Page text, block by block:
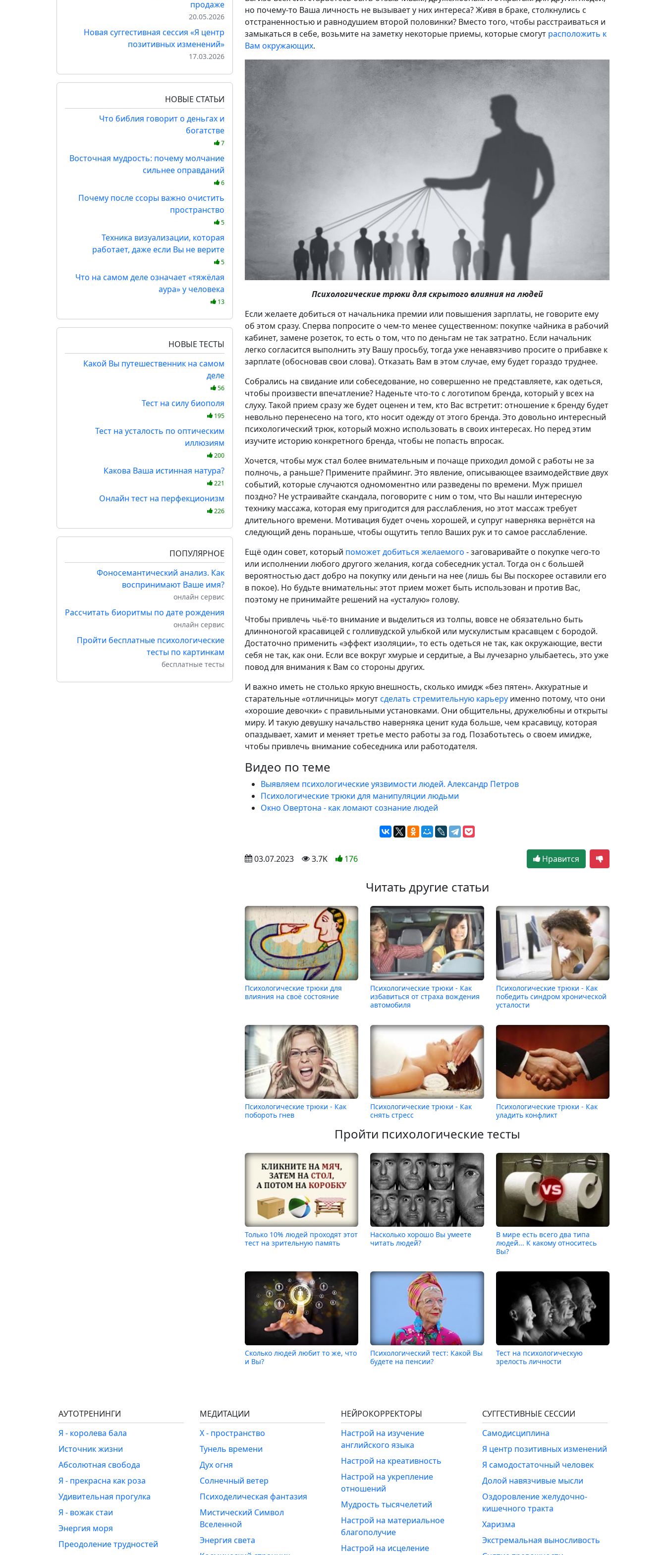
продаже
20.05.2026
Новая суггестивная сессия «Я центр
позитивных изменений»
17.03.2026
НОВЫЕ СТАТЬИ
Что библия говорит о деньгах и
богатстве
7
Восточная мудрость: почему молчание
сильнее оправданий
6
Почему после ссоры важно очистить
пространство
5
Техника визуализации, которая
работает, даже если Вы не верите
5
Что на самом деле означает «тяжёлая
аура» у человека
13
НОВЫЕ ТЕСТЫ
Какой Вы путешественник на самом
деле
56
Тест на силу биополя
195
Тест на усталость по оптическим
иллюзиям
200
Какова Ваша истинная натура?
221
Онлайн тест на перфекционизм
226
ПОПУЛЯРНОЕ
Фоносемантический анализ. Как
воспринимают Ваше имя?
онлайн сервис
Рассчитать биоритмы по дате рождения
онлайн сервис
Пройти бесплатные психологические
тесты по картинкам
бесплатные тесты
но почему-то Ваша личность не вызывает у них интереса? Живя в браке, столкнулись с
отстраненностью и равнодушием второй половинки? Вместо того, чтобы расстраиваться и
замыкаться в себе, возьмите на заметку некоторые приемы, которые смогут расположить к
Вам окружающих.
Психологические трюки для скрытого влияния на людей
Если желаете добиться от начальника премии или повышения зарплаты, не говорите ему
об этом сразу. Сперва попросите о чем-то менее существенном: покупке чайника в рабочий
кабинет, замене розеток, то есть о том, что по деньгам не так затратно. Если начальник
легко согласится выполнить эту Вашу просьбу, тогда уже ненавязчиво просите о прибавке к
зарплате (обосновав свои слова). Отказать Вам в этом случае, ему будет гораздо труднее.
Собрались на свидание или собеседование, но совершенно не представляете, как одеться,
чтобы произвести впечатление? Наденьте что-то с логотипом бренда, который у всех на
слуху. Такой прием сразу же будет оценен и тем, кто Вас встретит: отношение к бренду будет
невольно перенесено на того, кто носит одежду от этого бренда. Это довольно интересный
психологический трюк, который можно использовать в своих интересах. Но перед этим
изучите историю конкретного бренда, чтобы не попасть впросак.
Хочется, чтобы муж стал более внимательным и почаще приходил домой с работы не за
полночь, а раньше? Примените прайминг. Это явление, описывающее взаимодействие двух
событий, которые случаются одномоментно или разведены по времени. Муж пришел
поздно? Не устраивайте скандала, поговорите с ним о том, что Вы нашли интересную
технику массажа, которая ему пригодится для расслабления, но этот массаж требует
длительного времени. Мотивация будет очень хорошей, и супруг наверняка вернётся на
следующий день пораньше, чтобы ощутить тепло Ваших рук и то самое расслабление.
Ещё один совет, который поможет добиться желаемого - заговаривайте о покупке чего-то
или исполнении любого другого желания, когда собеседник устал. Тогда он с большей
вероятностью даст добро на покупку или деньги на нее (лишь бы Вы поскорее оставили его
в покое). Но будьте внимательны: этот прием может быть использован и против Вас,
поэтому не принимайте решений на «усталую» голову.
Чтобы привлечь чьё-то внимание и выделиться из толпы, вовсе не обязательно быть
длинноногой красавицей с голливудской улыбкой или мускулистым красавцем с бородой.
Достаточно применить «эффект изоляции», то есть одеться не так, как окружающие, вести
себя не так, как они. Если все вокруг хмурые и сердитые, а Вы лучезарно улыбаетесь, это уже
повод для внимания к Вам со стороны других.
И важно иметь не столько яркую внешность, сколько имидж «без пятен». Аккуратные и
старательные «отличницы» могутсделать стремительную карьеру именно потому, что они
«хорошие девочки» с правильными установками. Они общительны, дружелюбны и открыты
миру. И такую девушку начальство наверняка ценит куда больше, чем красавицу, которая
опаздывает, хамит и меняет третье место работы за год. Позаботьтесь о своем имидже,
чтобы привлечь внимание собеседника или работодателя.
Видео по теме
Выявляем психологические уязвимости людей. Александр Петров
Психологические трюки для манипуляции людьми
Окно Овертона - как ломают сознание людей
03.07.2023 3.7K 176 Нравится
Читать другие статьи
Психологические трюки для
влияния на своё состояние
Психологические трюки - Как
избавиться от страха вождения
автомобиля
Психологические трюки - Как
победить синдром хронической
усталости
Психологические трюки - Как
побороть гнев
Психологические трюки - Как
снять стресс
Психологические трюки - Как
уладить конфликт
Пройти психологические тесты
Только 10% людей проходят этот
тест на зрительную память
Насколько хорошо Вы умеете
читать людей?
В мире есть всего два типа
людей... К какому относитесь
Вы?
Сколько людей любит то же, что
и Вы?
Психологический тест: Какой Вы
будете на пенсии?
Тест на психологическую
зрелость личности
АУТОТРЕНИНГИ
Я - королева бала
Источник жизни
Абсолютная свобода
Я - прекрасна как роза
Удивительная прогулка
Я - вожак стаи
Энергия моря
Преодоление трудностей
МЕДИТАЦИИ
Х - пространство
Тунель времени
Дух огня
Солнечный ветер
Психоделическая фантазия
Мистический Символ
Вселенной
Энергия света
НЕЙРОКОРРЕКТОРЫ
Настрой на изучение
английского языка
Настрой на креативность
Настрой на укрепление
отношений
Мудрость тысячелетий
Настрой на материальное
благополучие
Настрой на исцеление
СУГГЕСТИВНЫЕ СЕССИИ
Самодисциплина
Я центр позитивных изменений
Я самодостаточный человек
Долой навязчивые мысли
Оздоровление желудочно-
кишечного тракта
Харизма
Экстремальная выносливость